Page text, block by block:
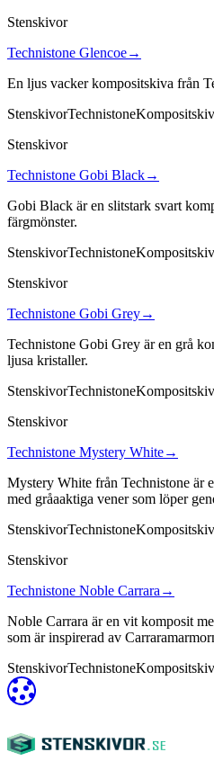
Stenskivor
Technistone Glencoe→
En ljus vacker kompositskiva från
StenskivorTechnistone
Stenskivor
Technistone Gobi Black→
Gobi Black är en slitstark svart
färgmönster.
StenskivorTechnistone
Stenskivor
Technistone Gobi Grey→
Technistone Gobi Grey är en grå
ljusa kristaller.
StenskivorTechnistone
Stenskivor
Technistone Mystery White→
Mystery White från Technistone är
med gråaaktiga vener som löper
StenskivorTechnistone
Stenskivor
Technistone Noble Carrara →
Noble Carrara är en vit komposit
som är inspirerad av
StenskivorTechnistone